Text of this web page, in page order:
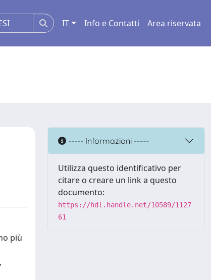
IT Info e Contatti Area riservata
più
----- Informazioni -----
Utilizza questo identificativo per
citare o creare un link a questo
documento:
https://hdl.handle.net/10589/1127
61